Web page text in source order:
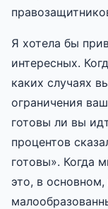
Я хотела бы
интересных.
каких случаях
ограничения
готовы ли вы
процентов
готовы». Когда
это, в